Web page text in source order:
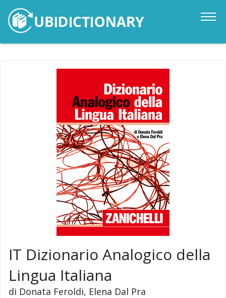
IT Dizionario Analogico della
Lingua Italiana
di Donata Feroldi, Elena Dal Pra